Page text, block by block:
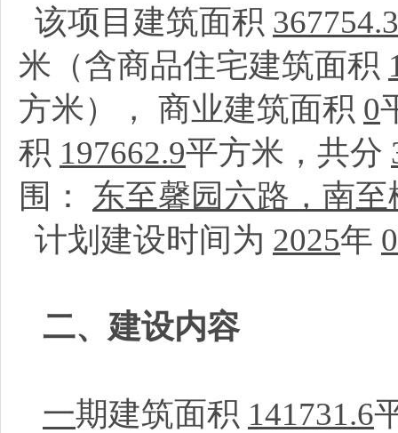
该项目建筑面积
米（含商品住宅建筑面积
方米）， 商业建筑面积 0
积 197662.9平方米，共分
围： 东至馨园六路，南
计划建设时间为 2025年
二、建设内容
一期建筑面积 141731.6